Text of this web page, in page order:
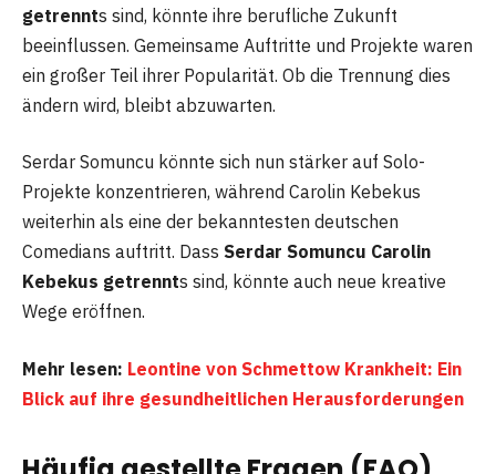
getrennts sind, könnte ihre berufliche Zukunft
beeinflussen. Gemeinsame Auftritte und Projekte waren
ein großer Teil ihrer Popularität. Ob die Trennung dies
ändern wird, bleibt abzuwarten.
Serdar Somuncu könnte sich nun stärker auf Solo-
Projekte konzentrieren, während Carolin Kebekus
weiterhin als eine der bekanntesten deutschen
Comedians auftritt. Dass Serdar Somuncu Carolin
Kebekus getrennts sind, könnte auch neue kreative
Wege eröffnen.
Mehr lesen: Leontine von Schmettow Krankheit: Ein
Blick auf ihre gesundheitlichen Herausforderungen